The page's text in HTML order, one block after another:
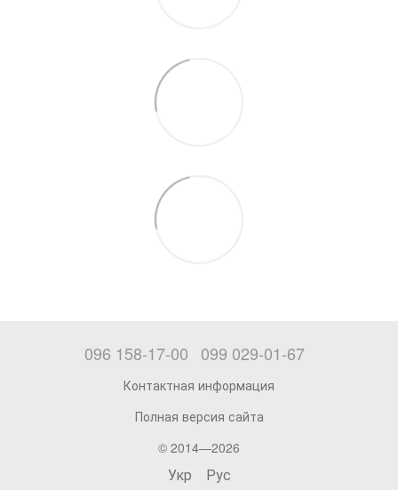
096 158-17-00 099 029-01-67
Контактная информация
Полная версия сайта
© 2014—2026
Укр Рус